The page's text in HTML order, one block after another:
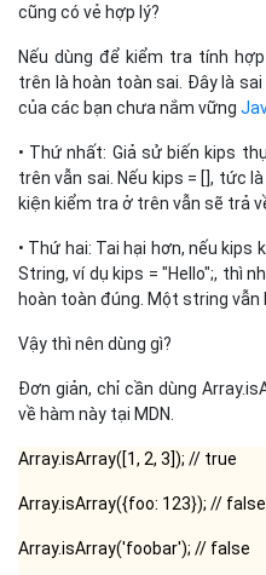
cũng có vẻ hợp lý?
Nếu dùng để kiểm tra tính
trên là hoàn toàn sai. Đây là
của các bạn chưa nắm vững
• Thứ nhất: Giả sử biến kips
trên vẫn sai. Nếu kips = [], tức
kiện kiểm tra ở trên vẫn sẽ trả
• Thứ hai: Tai hại hơn, nếu
String, ví dụ kips = "Hello";, thì
hoàn toàn đúng. Một string vẫn
Vậy thì nên dùng gì?
Đơn giản, chỉ cần dùng
về hàm này tại MDN.
Array.isArray([1, 2, 3]); // true
Array.isArray({foo: 123}); // false
Array.isArray('foobar'); // false